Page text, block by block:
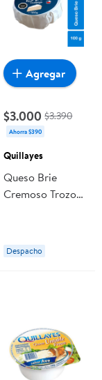
$3.000 $3.390
Ahorra $390
Quillayes
Queso Brie
Cremoso Trozo
Despacho
Agregar